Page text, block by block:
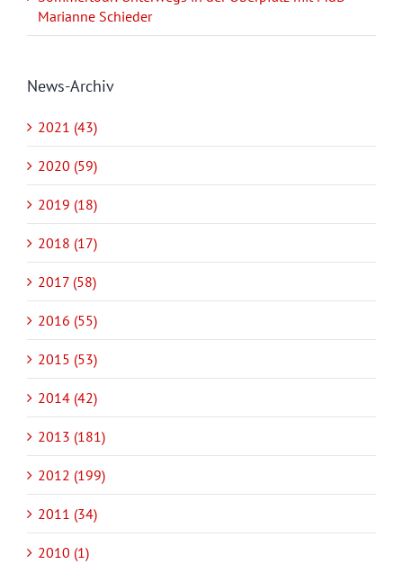
Marianne Schieder
News-Archiv
2021 (43)
2020 (59)
2019 (18)
2018 (17)
2017 (58)
2016 (55)
2015 (53)
2014 (42)
2013 (181)
2012 (199)
2011 (34)
2010 (1)